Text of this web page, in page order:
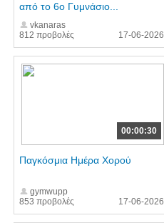
812 προβολές
από το 6ο Γυμνάσιο...
vkanaras
17-06-2026
00:00:30
853 προβολές
Παγκόσμια Ημέρα Χορού
gymwupp
17-06-2026